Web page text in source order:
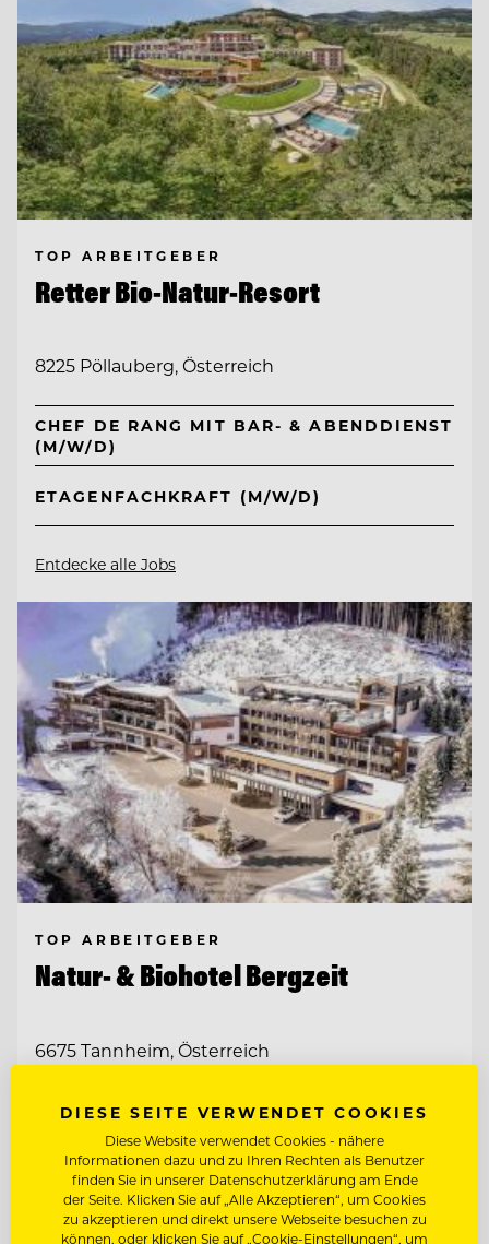
TOP ARBEITGEBER
Retter Bio-Natur-Resort
8225 Pöllauberg, Österreich
CHEF DE RANG MIT BAR- & ABENDDIENST
(M/W/D)
ETAGENFACHKRAFT (M/W/D)
Entdecke alle Jobs
TOP ARBEITGEBER
Natur- & Biohotel Bergzeit
6675 Tannheim, Österreich
CHEF DE RANG
REZEPTIONIST/IN
DIESE SEITE VERWENDET COOKIES
Diese Website verwendet Cookies - nähere
Informationen dazu und zu Ihren Rechten als Benutzer
finden Sie in unserer Datenschutzerklärung am Ende
der Seite. Klicken Sie auf „Alle Akzeptieren“, um Cookies
zu akzeptieren und direkt unsere Webseite besuchen zu
können, oder klicken Sie auf „Cookie-Einstellungen“, um